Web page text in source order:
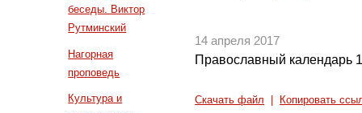
беседы. Виктор
Рутминский
Нагорная
проповедь
Культура и
14 апреля 2017
Православный календарь
Скачать файл Копировать